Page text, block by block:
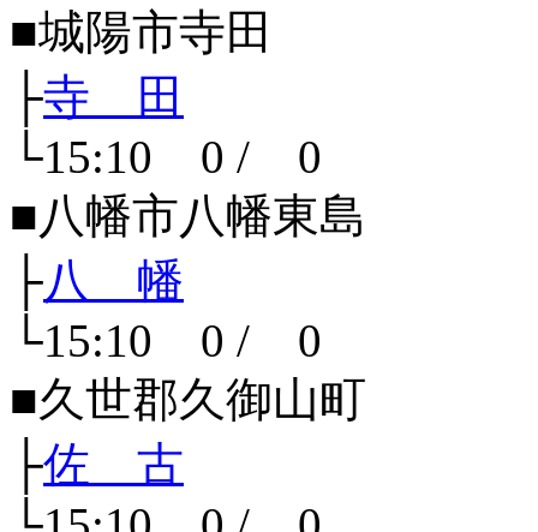
■城陽市寺田
├寺 田
└15:10 0 / 0
■八幡市八幡東島
├八 幡
└15:10 0 / 0
■久世郡久御山町
├佐 古